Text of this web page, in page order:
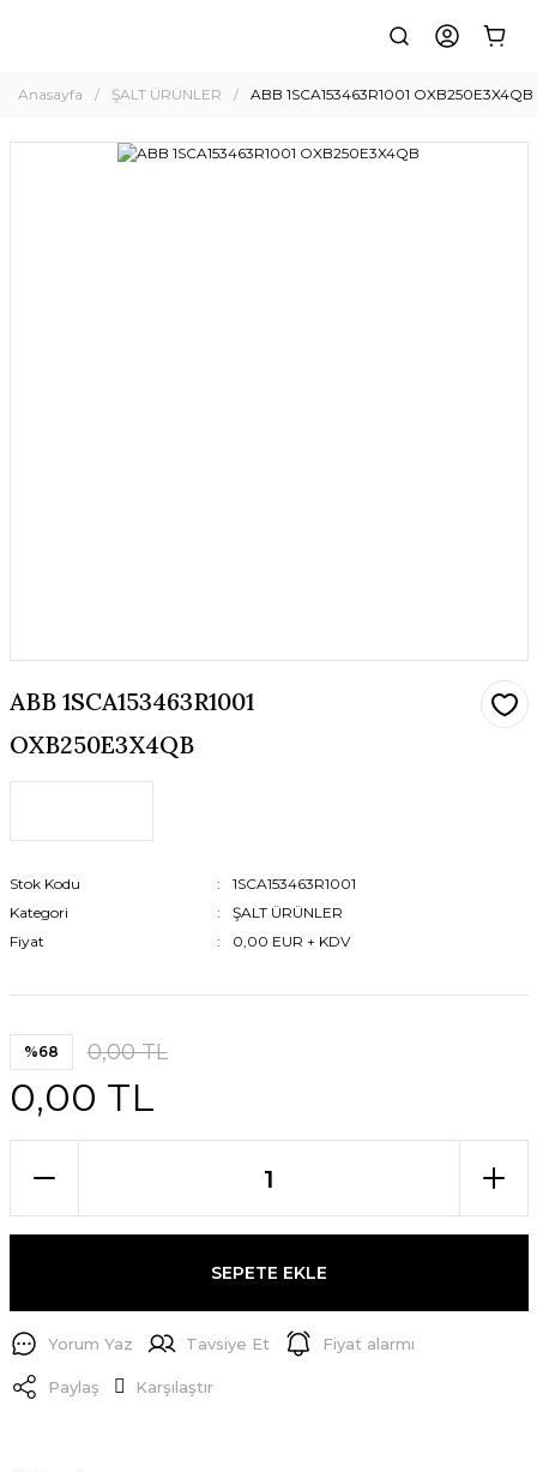
Anasayfa ŞALT ÜRÜNLER ABB 1SCA153463R1001 OXB250E3X4QB
ABB 1SCA153463R1001
OXB250E3X4QB
Stok Kodu
1SCA153463R1001
Kategori
ŞALT ÜRÜNLER
Fiyat
0,00 EUR + KDV
%68 0,00 TL
0,00 TL
SEPETE EKLE
Yorum Yaz Tavsiye Et Fiyat alarmı
Paylaş Karşılaştır